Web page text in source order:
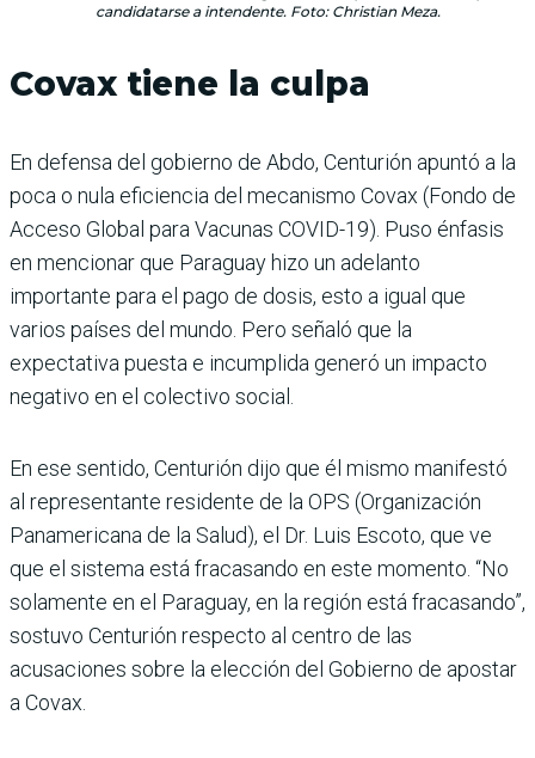
candidatarse a intendente. Foto: Christian Meza.
Covax tiene la culpa
En defensa del gobierno de Abdo, Centurión apuntó a la
poca o nula eficiencia del mecanismo Covax (Fondo de
Acceso Global para Vacunas COVID-19). Puso énfasis
en mencionar que Paraguay hizo un adelanto
importante para el pago de dosis, esto a igual que
varios países del mundo. Pero señaló que la
expectativa puesta e incumplida generó un impacto
negativo en el colectivo social.
En ese sentido, Centurión dijo que él mismo manifestó
al representante residente de la OPS (Organización
Panamericana de la Salud), el Dr. Luis Escoto, que ve
que el sistema está fracasando en este momento. “No
solamente en el Paraguay, en la región está fracasando”,
sostuvo Centurión respecto al centro de las
acusaciones sobre la elección del Gobierno de apostar
a Covax.